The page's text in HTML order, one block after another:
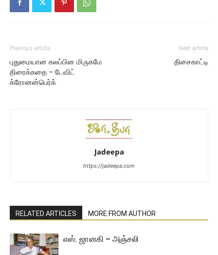
Previous article
புதுமையான கலப்பின மிருகமே
திரைக்கதை – டேவிட்
க்ரோனன்பெர்க்
Next article
திசைகாட்டி
Jadeepa
https://jadeepa.com
RELATED ARTICLES MORE FROM AUTHOR
எஸ். ஜானகி – அஞ்சலி